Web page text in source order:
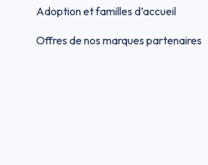
Adoption et familles d’accueil
Offres de nos marques partenaires